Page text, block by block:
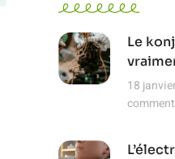
Le
18